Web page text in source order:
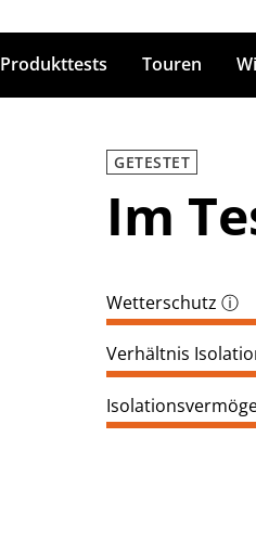
Produkttests Touren
GETESTET
Im
Wetterschutz ⓘ
Verhältnis